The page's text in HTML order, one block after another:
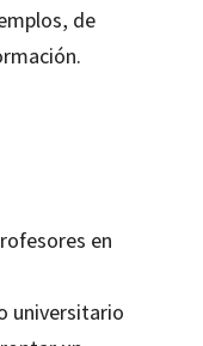
de
en
universitario